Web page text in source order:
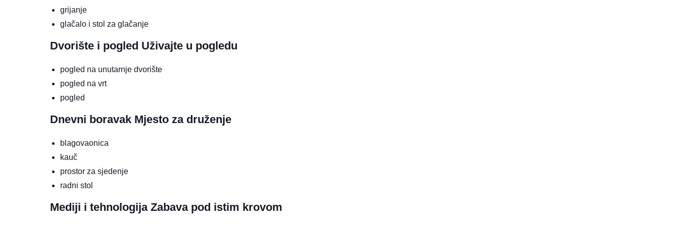
grijanje
glačalo i stol za glačanje
Dvorište i pogled Uživajte u pogledu
pogled na unutarnje dvorište
pogled na vrt
pogled
Dnevni boravak Mjesto za druženje
blagovaonica
kauč
prostor za sjedenje
radni stol
Mediji i tehnologija Zabava pod istim krovom